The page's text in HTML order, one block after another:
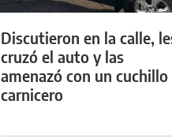
Discutieron en la calle,
cruzó el auto y las
amenazó con un cuchillo
carnicero